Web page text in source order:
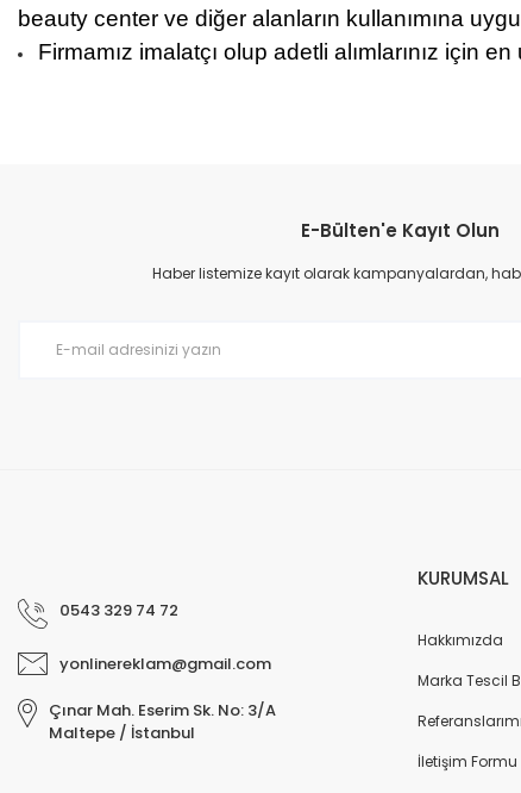
beauty center ve diğer alanların kullanımına
Firmamız imalatçı olup adetli alımlarınız için
Ürün resmi kalitesiz, bozuk veya görüntülenemiyor.
Ürün açıklamasında eksik bilgiler bulunuyor.
E-Bülten'e Kayıt Olun
Haber listemize kayıt olarak kampanyalardan,
0543 329 74 72
yonlinereklam@gmail.com
Çınar Mah. Eserim Sk. No: 3/A
Maltepe / İstanbul
KURUMSAL
Hakkımızda
Marka Tescil
İletişim Formu